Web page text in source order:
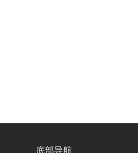
底部导航